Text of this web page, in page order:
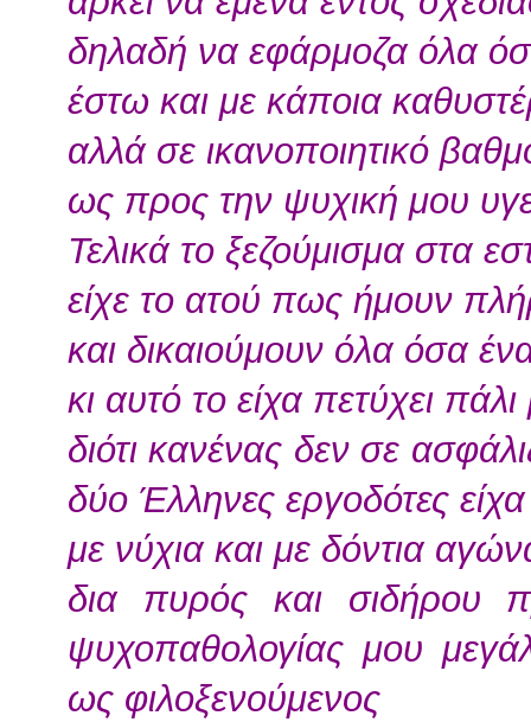
δηλαδή να εφάρμοζα όλα
έστω και με κάποια
αλλά σε ικανοποιητικό
ως προς την ψυχική μου
Τελικά το ξεζούμισμα στα
είχε το ατού πως ήμουν
και δικαιούμουν όλα όσα
κι αυτό το είχα πετύχει
διότι κανένας δεν σε
δύο Έλληνες εργοδότες
με νύχια και με δόντια
δια πυρός και σιδήρου
ψυχοπαθολογίας μου
ως φιλοξενούμενος